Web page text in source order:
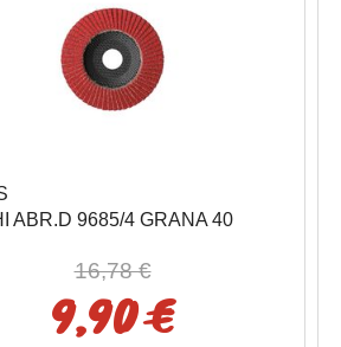
ABR.D 9685/4 GRANA 40
16,78 €
9,90 €